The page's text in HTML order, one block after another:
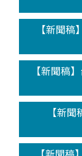
【新聞
【新聞稿
【新